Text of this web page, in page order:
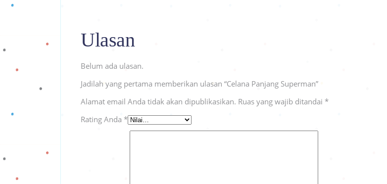
Ulasan
Belum ada ulasan.
Jadilah yang pertama memberikan ulasan “Celana Panjang Superman”
Alamat email Anda tidak akan dipublikasikan. Ruas yang wajib ditandai *
Rating Anda *